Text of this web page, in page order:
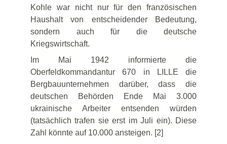
Kohle war nicht nur für den französischen
Haushalt von entscheidender Bedeutung,
sondern auch für die deutsche
Kriegswirtschaft.
Im Mai 1942 informierte die
Oberfeldkommandantur 670 in LILLE die
Bergbauunternehmen darüber, dass die
deutschen Behörden Ende Mai 3.000
ukrainische Arbeiter entsenden würden
(tatsächlich trafen sie erst im Juli ein). Diese
Zahl könnte auf 10.000 ansteigen. [2]